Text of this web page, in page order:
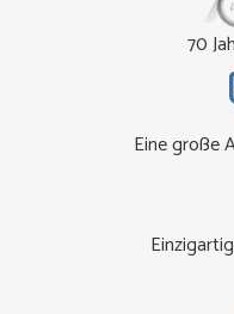
70
Eine große